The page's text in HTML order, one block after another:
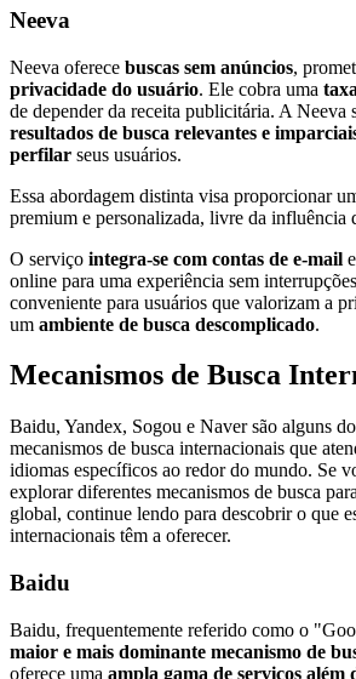
Neeva
Neeva oferece buscas sem anúncios,
privacidade do usuário. Ele cobra uma
de depender da receita publicitária. A Neeva
resultados de busca relevantes e
perfilar seus usuários.
Essa abordagem distinta visa proporcionar
premium e personalizada, livre da influência
O serviço integra-se com contas de e-mail
online para uma experiência sem
conveniente para usuários que valorizam a
um ambiente de busca descomplicado.
Mecanismos de Busca
Baidu, Yandex, Sogou e Naver são alguns
mecanismos de busca internacionais que
idiomas específicos ao redor do mundo. Se
explorar diferentes mecanismos de busca
global, continue lendo para descobrir o que
internacionais têm a oferecer.
Baidu
Baidu, frequentemente referido como o
maior e mais dominante mecanismo de
oferece uma ampla gama de serviços além